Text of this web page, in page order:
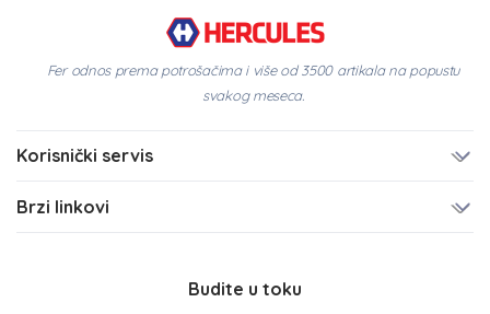
Fer odnos prema potrošačima i više od 3500 artikala na popustu
svakog meseca.
Korisnički servis
Brzi linkovi
Budite u toku